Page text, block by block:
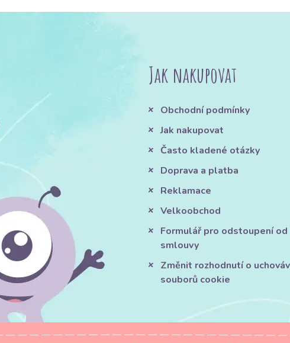
Jak nakupovat
Obchodní podmínky
Jak nakupovat
Často kladené otázky
Doprava a platba
Reklamace
Velkoobchod
Formulář pro odstoupení od
smlouvy
Změnit rozhodnutí o
souborů cookie